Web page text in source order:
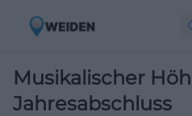
Musikalischer
Jahresabschluss